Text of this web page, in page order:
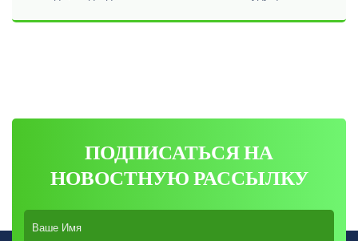
ПОДПИСАТЬСЯ НА
НОВОСТНУЮ РАССЫЛКУ